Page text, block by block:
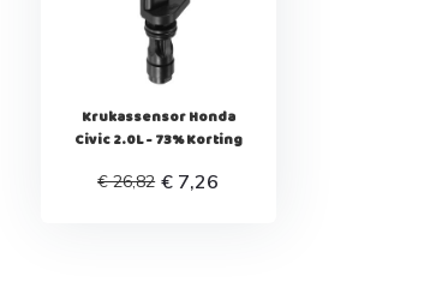
Krukassensor Honda
Civic 2.0L - 73% Korting
€ 26,82 € 7,26